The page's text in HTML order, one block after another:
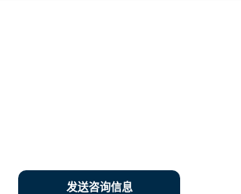
发送咨询信息